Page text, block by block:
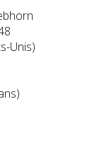
Unis)